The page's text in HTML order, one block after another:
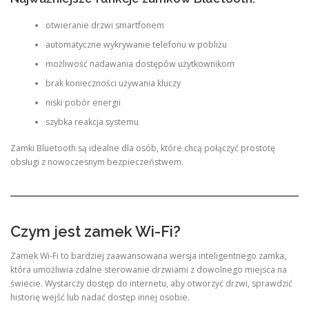
otwieranie drzwi smartfonem
automatyczne wykrywanie telefonu w pobliżu
możliwość nadawania dostępów użytkownikom
brak konieczności używania kluczy
niski pobór energii
szybka reakcja systemu
Zamki Bluetooth są idealne dla osób, które chcą połączyć prostotę
obsługi z nowoczesnym bezpieczeństwem.
Czym jest zamek Wi-Fi?
Zamek Wi-Fi to bardziej zaawansowana wersja inteligentnego zamka,
która umożliwia zdalne sterowanie drzwiami z dowolnego miejsca na
świecie. Wystarczy dostęp do internetu, aby otworzyć drzwi, sprawdzić
historię wejść lub nadać dostęp innej osobie.